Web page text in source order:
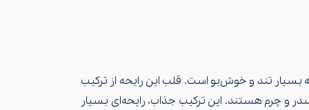
بسیار تند و خوش‌بو است. قلب این رایحه از ترکیب
و چرم هستند. این ترکیب جذاب، رایحه‌ای بسیار